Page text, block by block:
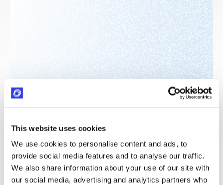
This website uses cookies
We use cookies to personalise content and ads, to
provide social media features and to analyse our traffic.
We also share information about your use of our site with
our social media, advertising and analytics partners who
Federica Pavani
Chargée de projets, Fondation groupe Primonial